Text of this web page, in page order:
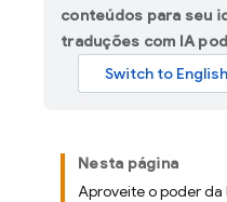
conteúdos para seu
traduções com IA
Nesta página
Aproveite o poder da